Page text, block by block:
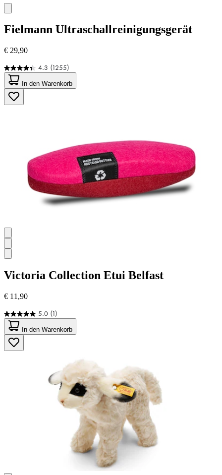
Fielmann Ultraschallreinigungsgerät
€ 29,90
4.3 (1255)
4.3
von
5
Sternen.
1255
In den Warenkorb
Victoria Collection Etui Belfast
€ 11,90
5.0 (1)
5.0
von
5
Sternen.
1
In den Warenkorb